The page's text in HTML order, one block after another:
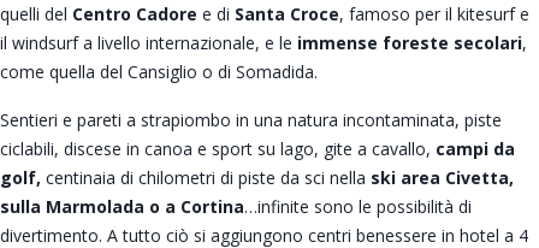
quelli del Centro Cadore e di Santa Croce, famoso per il kitesurf e
il windsurf a livello internazionale, e le immense foreste secolari,
come quella del Cansiglio o di Somadida.
Sentieri e pareti a strapiombo in una natura incontaminata, piste
ciclabili, discese in canoa e sport su lago, gite a cavallo, campi da
golf, centinaia di chilometri di piste da sci nella ski area Civetta,
sulla Marmolada o a Cortina…infinite sono le possibilità di
divertimento. A tutto ciò si aggiungono centri benessere in hotel a 4